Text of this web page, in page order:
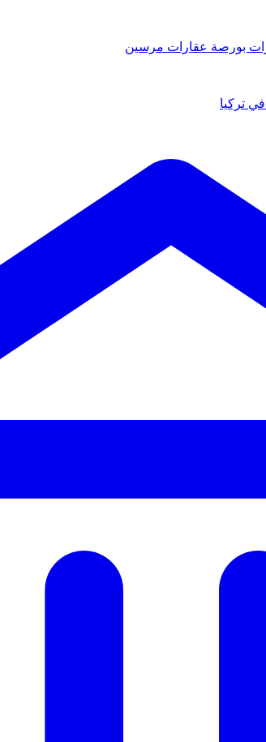
بورصة عقارات مرسين
تركيا